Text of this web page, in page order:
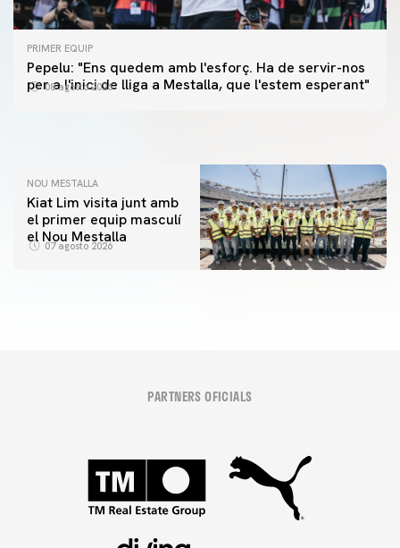
PRIMER EQUIP
Pepelu: "Ens quedem amb l'esforç. Ha de servir-nos
per a l'inici de lliga a Mestalla, que l'estem esperant"
08 agosto 2026
PRIMER EQUIP
📸 #ValenciaNUFC
PRIMER EQUIP
MESTALLA 📍
NOU MESTALLA
Kiat Lim visita junt amb
el primer equip masculí
el Nou Mestalla
07 agosto 2026
PARTNERS OFICIALS